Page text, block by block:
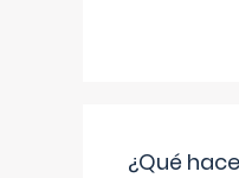
¿Qué